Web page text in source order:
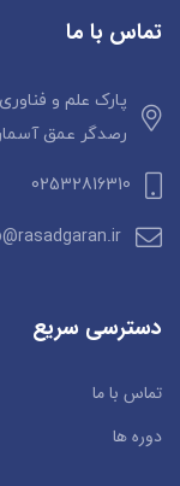
تماس با ما
پارک علم و
رصدگر عمق
02532816310
دسترسی سریع
تماس با ما
دوره ها